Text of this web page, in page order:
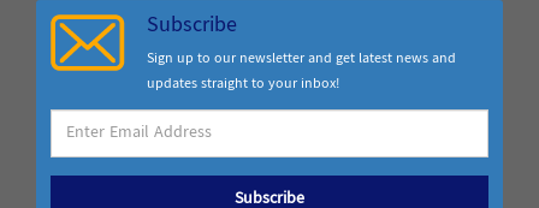
Subscribe
Sign up to our newsletter and get latest news and
updates straight to your inbox!
Subscribe